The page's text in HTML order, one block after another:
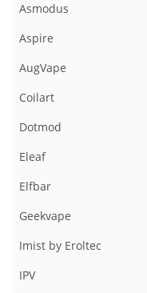
Asmodus
Aspire
AugVape
Coilart
Dotmod
Eleaf
Elfbar
Geekvape
Imist by Eroltec
IPV